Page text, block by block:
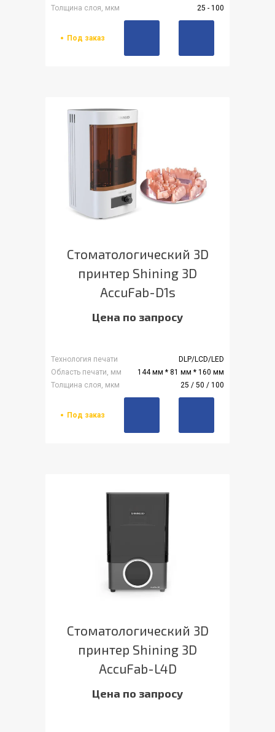
Толщина слоя, мкм
25 - 100
Под заказ
Стоматологический 3D
принтер Shining 3D
AccuFab-D1s
Цена по запросу
Технология печати
DLP/LCD/LED
Область печати, мм
144 мм * 81 мм * 160 мм
Толщина слоя, мкм
25 / 50 / 100
Под заказ
Стоматологический 3D
принтер Shining 3D
AccuFab-L4D
Цена по запросу